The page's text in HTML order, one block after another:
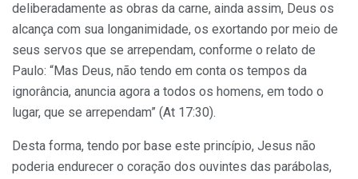
deliberadamente as obras da carne, ainda assim, Deus os
alcança com sua longanimidade, os exortando por meio de
seus servos que se arrependam, conforme o relato de
Paulo: “Mas Deus, não tendo em conta os tempos da
ignorância, anuncia agora a todos os homens, em todo o
lugar, que se arrependam” (At 17:30).
Desta forma, tendo por base este princípio, Jesus não
poderia endurecer o coração dos ouvintes das parábolas,